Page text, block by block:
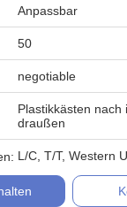
Anpassbar
50
negotiable
Plastikkästen
draußen
L/C, T/T, Western